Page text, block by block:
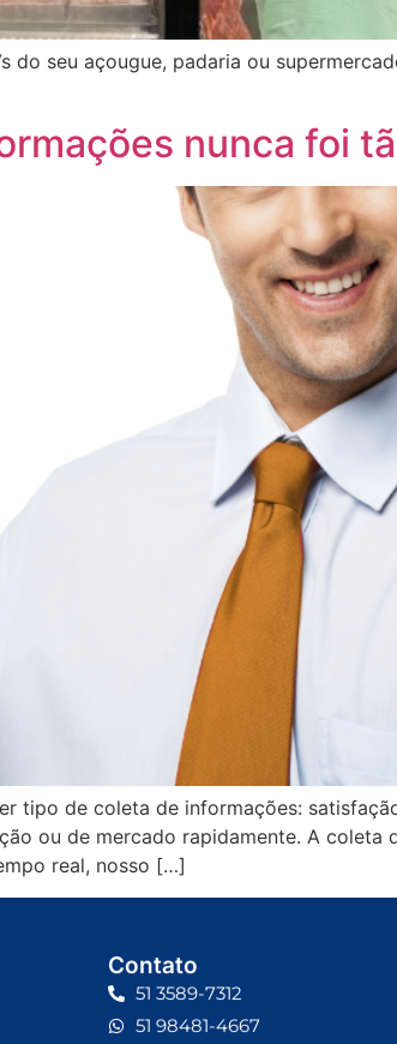
do seu açougue, padaria ou
nunca foi
tipo de coleta de informações:
ou de mercado rapidamente. A coleta
real, nosso […]
Contato
51 3589-7312
51 98481-4667